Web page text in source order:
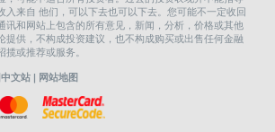
入来自 他们，可以下去也可以下去。您可能不一定收回
讯和网站上包含的所有意见，新闻，分析，价格或其他
提供，不构成投资建议，也不构成购买或出售任何金融
或推荐或服务。
文站 | 网站地图